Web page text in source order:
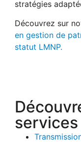
stratégies
Découvrez sur
en gestion de
statut LMNP.
services